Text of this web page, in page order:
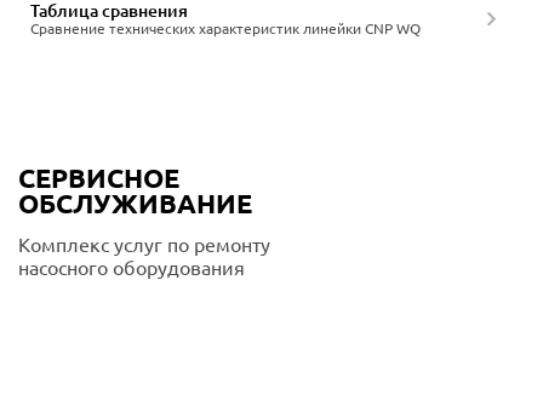
Сравнение технических характеристик линейки CNP WQ
Таблица сравнения
СЕРВИСНОЕ
ОБСЛУЖИВАНИЕ
Комплекс услуг по ремонту
насосного оборудования